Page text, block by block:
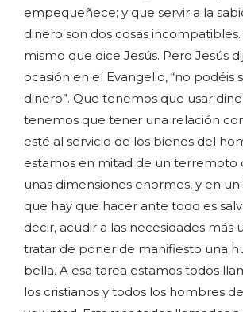
empequeñece; y que servir a la
dinero son dos cosas
mismo que dice Jesús. Pero Jesús
ocasión en el Evangelio, “no podéis
dinero”. Que tenemos que usar
tenemos que tener una relación
esté al servicio de los bienes del
estamos en mitad de un terremoto
unas dimensiones enormes, y en
que hay que hacer ante todo es
decir, acudir a las necesidades más
tratar de poner de manifiesto una
bella. A esa tarea estamos todos
los cristianos y todos los hombres